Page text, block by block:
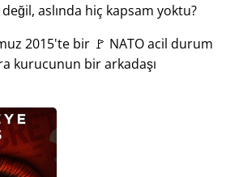
aslında hiç kapsam yoktu?
2015'te bir 🚩 NATO acil durum
kurucunun bir arkadaşı